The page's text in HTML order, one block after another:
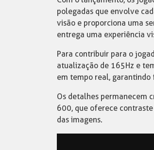
polegadas que envolve
visão e proporciona uma
entrega uma experiência
Para contribuir para o
atualização de 165Hz e
em tempo real, garantindo
Os detalhes permanecem
600, que oferece
das imagens.